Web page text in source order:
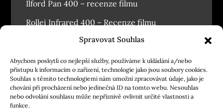
Spravovat Souhlas
Abychom poskytli co nejlepší služby, používáme k ukládání a/nebo
přístupu k informacím o zařízení, technologie jako jsou soubory cookies.
Souhlas s těmito technologiemi nám umožní zpracovávat údaje, jako je
chování při procházení nebo jedinečná ID na tomto webu. Nesouhlas
nebo odvolání souhlasu může nepříznivě ovlivnit určité vlastnosti a
funkce.
Ilford Pan 400 – recenze filmu
Rollei Infrared 400 – Recenze filmu
Závodský masopust 2026